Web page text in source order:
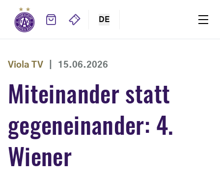
DE
Viola TV 15.06.2026
Miteinander statt
gegeneinander: 4.
Wiener